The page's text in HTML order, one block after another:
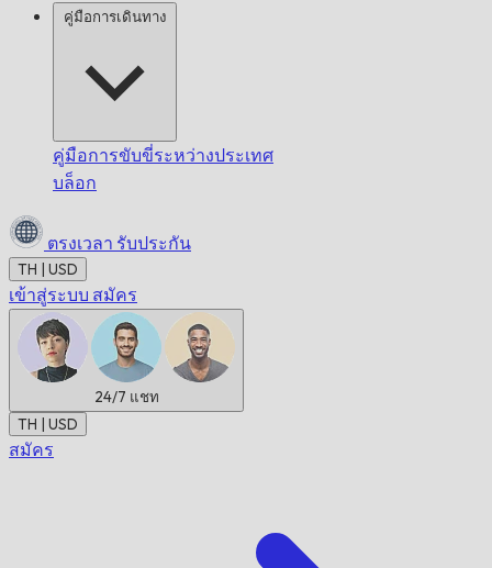
คู่มือการเดินทาง
คู่มือการขับขี่ระหว่างประเทศ
บล็อก
ตรงเวลา รับประกัน
TH | USD
เข้าสู่ระบบ สมัคร
24/7 แชท
TH | USD
สมัคร